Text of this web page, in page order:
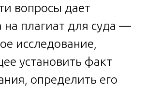
вопросы дает
на плагиат для суда —
исследование,
установить факт
определить его